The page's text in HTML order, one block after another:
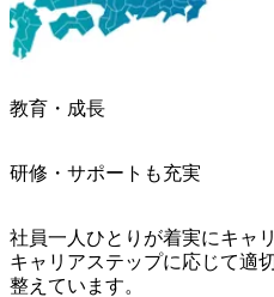
教育・成長
研修・サポートも充実
社員一人ひとりが着実にキャ
キャリアステップに応じて適
整えています。